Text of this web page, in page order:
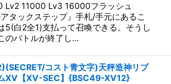
Lv2 11000 Lv3 16000フラッシュ
アタックステップ』手札/手元にあるこ
5(白2全1)支払って召喚できる。そうし
のバトルが終了し…
コスト青文字)天秤造神リブ
XV【XV-SEC】{BSC49-XV12}